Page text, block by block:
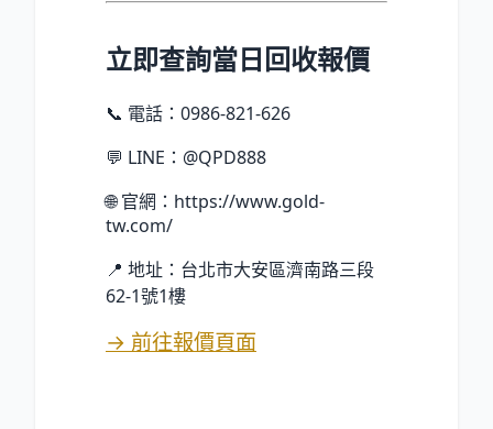
立即查詢當日回收報價
📞 電話：0986-821-626
💬 LINE：@QPD888
🌐 官網：https://www.gold-
tw.com/
📍 地址：台北市大安區濟南路三段
62-1號1樓
→ 前往報價頁面